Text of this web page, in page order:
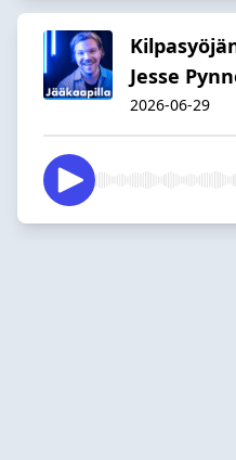
Jesse
2026-06-29